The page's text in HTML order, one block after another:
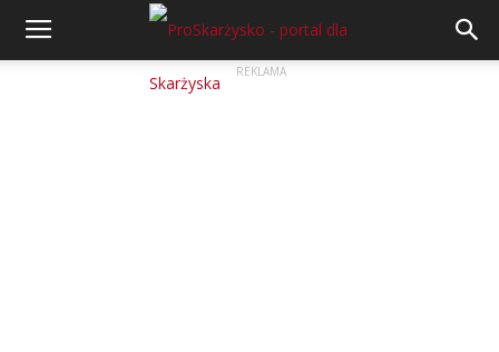
REKLAMA